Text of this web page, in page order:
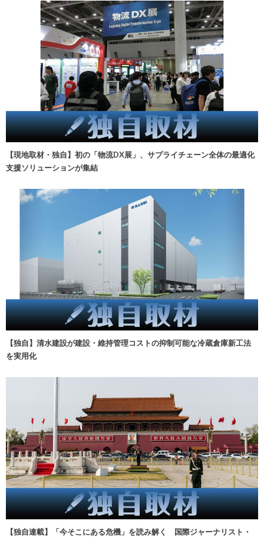
【現地取材・独自】初の「物流DX展」、サプライチェーン全体の最適化
支援ソリューションが集結
【独自】清水建設が建設・維持管理コストの抑制可能な冷蔵倉庫新工法
を実用化
【独自連載】「今そこにある危機」を読み解く 国際ジャーナリスト・